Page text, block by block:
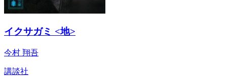
イクサガミ <地>
今村 翔吾
講談社